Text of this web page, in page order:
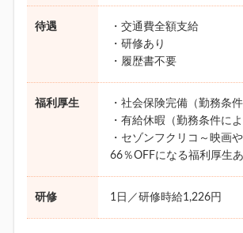
待遇
・交通費全額支給
・研修あり
・履歴書不要
福利厚生
・社会保険完備（勤務条
・有給休暇（勤務条件に
・セゾンフクリコ～映画
66％OFFになる福利厚生
研修 1日／研修時給1,226円